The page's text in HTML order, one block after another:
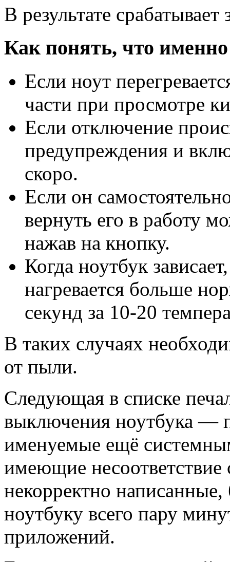
В результате
Как понять, что
Если ноут
части при просмотре
Если отключение
предупреждения и
скоро.
Если он
вернуть его в работу
нажав на кнопку.
Когда ноутбук
нагревается больше
секунд за 10-20
В таких случаях
от пыли.
Следующая в списке
выключения ноутбука —
именуемые ещё
имеющие
некорректно написанные,
ноутбуку всего пару
приложений.